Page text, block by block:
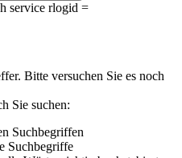
service rlogid =
Bitte versuchen Sie es noch
Sie suchen:
Suchbegriffen
Suchbegriffe